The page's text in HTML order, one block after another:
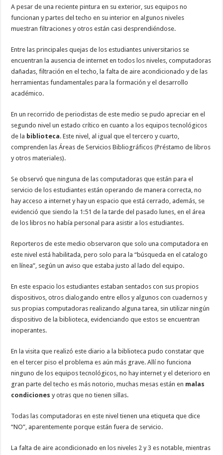
A pesar de una reciente pintura en su exterior, sus equipos no
funcionan y partes del techo en su interior en algunos niveles
muestran filtraciones y otros están casi desprendiéndose.
Entre las principales quejas de los estudiantes universitarios se
encuentran la ausencia de internet en todos los niveles, computadoras
dañadas, filtración en el techo, la falta de aire acondicionado y de las
herramientas fundamentales para la formación y el desarrollo
académico.
En un recorrido de periodistas de este medio se pudo apreciar en el
segundo nivel un estado crítico en cuanto a los equipos tecnológicos
de la biblioteca. Este nivel, al igual que el tercero y cuarto,
comprenden las Áreas de Servicios Bibliográficos (Préstamo de libros
y otros materiales).
Se observó que ninguna de las computadoras que están para el
servicio de los estudiantes están operando de manera correcta, no
hay acceso a internet y hay un espacio que está cerrado, además, se
evidenció que siendo la 1:51 de la tarde del pasado lunes, en el área
de los libros no había personal para asistir a los estudiantes.
Reporteros de este medio observaron que solo una computadora en
este nivel está habilitada, pero solo para la “búsqueda en el catalogo
en línea”, según un aviso que estaba justo al lado del equipo.
En este espacio los estudiantes estaban sentados con sus propios
dispositivos, otros dialogando entre ellos y algunos con cuadernos y
sus propias computadoras realizando alguna tarea, sin utilizar ningún
dispositivo de la biblioteca, evidenciando que estos se encuentran
inoperantes.
En la visita que realizó este diario a la biblioteca pudo constatar que
en el tercer piso el problema es aún más grave. Allí no funciona
ninguno de los equipos tecnológicos, no hay internet y el deterioro en
gran parte del techo es más notorio, muchas mesas están en malas
condiciones y otras que no tienen sillas.
Todas las computadoras en este nivel tienen una etiqueta que dice
“NO”, aparentemente porque están fuera de servicio.
La falta de aire acondicionado en los niveles 2 y 3 es notable, mientras